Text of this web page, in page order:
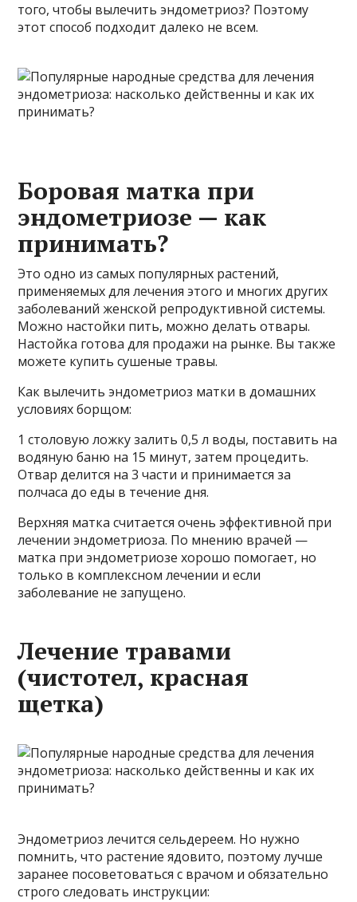
того, чтобы вылечить эндометриоз? Поэтому
этот способ подходит далеко не всем.
Боровая матка при
эндометриозе — как
принимать?
Это одно из самых популярных растений,
применяемых для лечения этого и многих других
заболеваний женской репродуктивной системы.
Можно настойки пить, можно делать отвары.
Настойка готова для продажи на рынке. Вы также
можете купить сушеные травы.
Как вылечить эндометриоз матки в домашних
условиях борщом:
1 столовую ложку залить 0,5 л воды, поставить на
водяную баню на 15 минут, затем процедить.
Отвар делится на 3 части и принимается за
полчаса до еды в течение дня.
Верхняя матка считается очень эффективной при
лечении эндометриоза. По мнению врачей —
матка при эндометриозе хорошо помогает, но
только в комплексном лечении и если
заболевание не запущено.
Лечение травами
(чистотел, красная
щетка)
Эндометриоз лечится сельдереем. Но нужно
помнить, что растение ядовито, поэтому лучше
заранее посоветоваться с врачом и обязательно
строго следовать инструкции: